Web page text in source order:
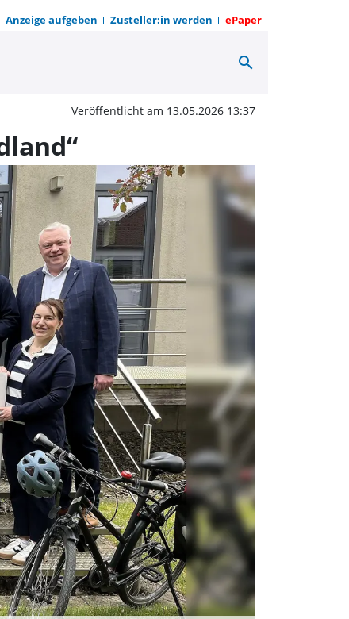
Anzeige aufgeben Zusteller:in werden ePaper
sich wieder
search
Veröffentlicht am 13.05.2026 13:37